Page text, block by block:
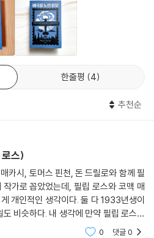
날 수 있을까? 어떻게 이런 사람들이
직접 보지 않으면 내가 환각을 일으켰
인인 것처럼 그들 자신에게서 우러나왔
자체이고, 본질적 사태이고, 몸속에 동맥
싶은 욕구를 털끝만큼도 드러내지 않았
않았다. 나는 가급적 작은 사람이 되고
루스벨트 대통령의 개입주의 정책을 공
참전을 종용하는 세력으로 유대인을
당 고립주의자들이 린드버그를 1940
다는 사실을 알게 되고, ‘린드버그가
이 벌어진다. 린드버그의 고립주의 정
워진다. 유대인에 대한 혐오와 히스테리
분열한다.
당선되는 것이 전혀 터무니없어 보이지
화당 고립주의자와 민주당 개입주의자
단체들의 활동은 맹렬했고, 헨리 포드
드버그는 아리아인 우월주의를 주창했
한줄평 4
추천순
스)
카시, 토머스 핀천, 돈 드릴로와 함께 필
가로 꼽았었는데, 필립 로스와 코맥 매
개인적인 생각이다. 둘 다 1933년생이
비슷하다. 내 생각에 만약 필립 로스가
카시 같은 글을 썼을 수도 있을 것 같고,
0 댓글0